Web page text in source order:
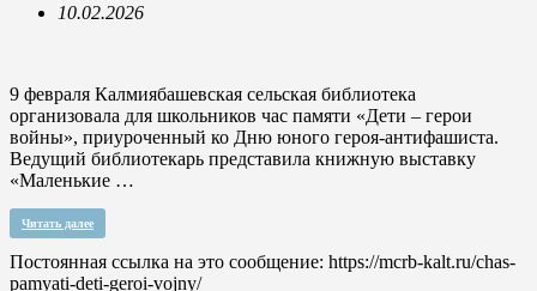
10.02.2026
9 февраля Калмиябашевская сельская библиотека
организовала для школьников час памяти «Дети – герои
войны», приуроченный ко Дню юного героя-антифашиста.
Ведущий библиотекарь представила книжную выставку
«Маленькие …
Читать далее
Постоянная ссылка на это сообщение: https://mcrb-kalt.ru/chas-
pamyati-deti-geroi-vojny/